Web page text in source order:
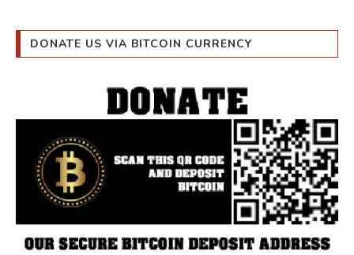
DONATE US VIA BITCOIN CURRENCY